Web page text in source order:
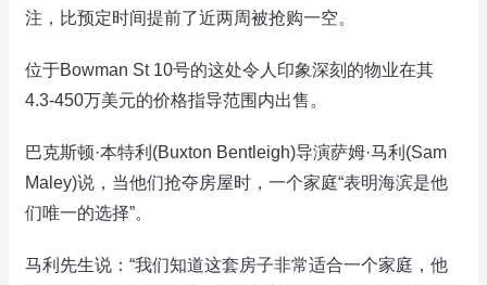
注，比预定时间提前了近两周被抢购一空。
位于Bowman St 10号的这处令人印象深刻的物业在其
4.3-450万美元的价格指导范围内出售。
巴克斯顿·本特利(Buxton Bentleigh)导演萨姆·马利(Sam
Maley)说，当他们抢夺房屋时，一个家庭“表明海滨是他
们唯一的选择”。
马利先生说：“我们知道这套房子非常适合一个家庭，他